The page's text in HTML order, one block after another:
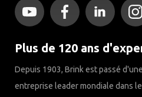
Plus de 120 ans
Depuis 1903, Brink est passé
entreprise leader mondiale dans